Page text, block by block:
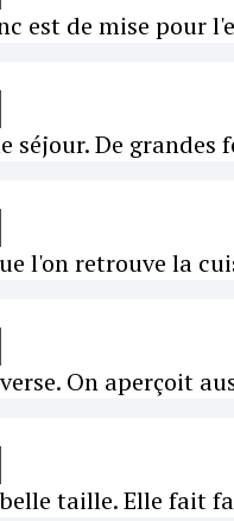
est de mise pour
séjour. De
l'on retrouve la
On aperçoit
taille. Elle fait